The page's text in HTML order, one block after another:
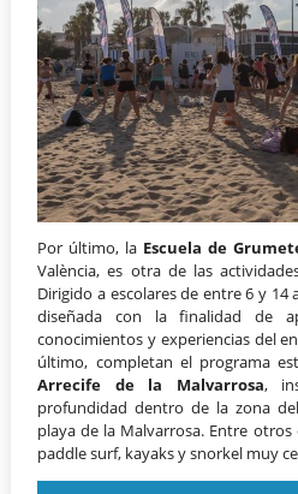
Por último, la Escuela de
València, es otra de las
Dirigido a escolares de entre 6 y
diseñada con la finalidad de
conocimientos y experiencias del
último, completan el programa
Arrecife de la Malvarrosa,
profundidad dentro de la zona
playa de la Malvarrosa. Entre
paddle surf, kayaks y snorkel muy